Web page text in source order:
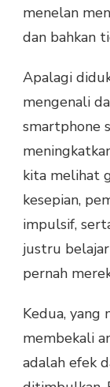
menelan
dan bahkan
Apalagi
mengenali
smartphone
kita melihat
kesepian,
impulsif,
justru
pernah
Kedua, yang
membekali
adalah efek